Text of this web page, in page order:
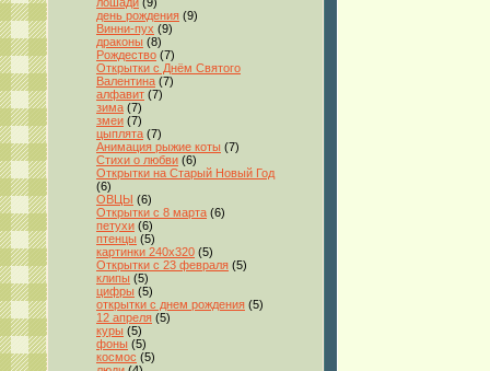
день рождения (9)
Винни-пух (9)
драконы (8)
Рождество (7)
Открытки с Днём Святого
Валентина (7)
алфавит (7)
зима (7)
змеи (7)
цыплята (7)
Анимация рыжие коты (7)
Стихи о любви (6)
Открытки на Старый Новый Год
(6)
ОВЦЫ (6)
Открытки с 8 марта (6)
петухи (6)
птенцы (5)
картинки 240x320 (5)
Открытки с 23 февраля (5)
клипы (5)
цифры (5)
открытки с днем рождения (5)
12 апреля (5)
куры (5)
фоны (5)
космос (5)